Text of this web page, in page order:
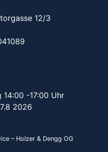
12/3
-17:00 Uhr
2026
– Holzer & Dengg OG